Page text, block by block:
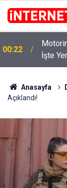
00:22
İşte
Anasayfa
Açıklandı!